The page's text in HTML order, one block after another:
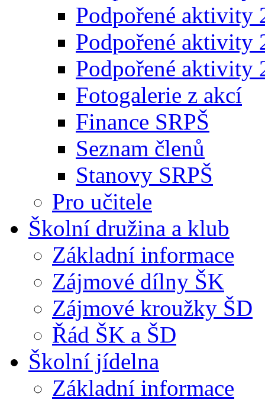
Podpořené aktivity
Podpořené aktivity
Podpořené aktivity
Fotogalerie z akcí
Finance SRPŠ
Seznam členů
Stanovy SRPŠ
Pro učitele
Školní družina a klub
Základní informace
Zájmové dílny ŠK
Zájmové kroužky ŠD
Řád ŠK a ŠD
Školní jídelna
Základní informace